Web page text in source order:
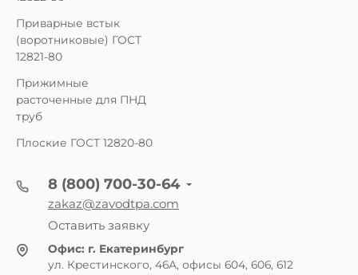
Приварные встык
(воротниковые) ГОСТ
12821-80
Прижимные
расточенные для ПНД
труб
Плоские ГОСТ 12820-80
8 (800) 700-30-64
zakaz@zavodtpa.com
Оставить заявку
Офис: г. Екатеринбург
ул. Крестинского, 46А, офисы 604, 606, 612